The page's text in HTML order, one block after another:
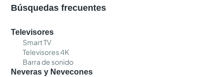
Búsquedas frecuentes
Televisores
Smart TV
Televisores 4K
Barra de sonido
Neveras y Nevecones